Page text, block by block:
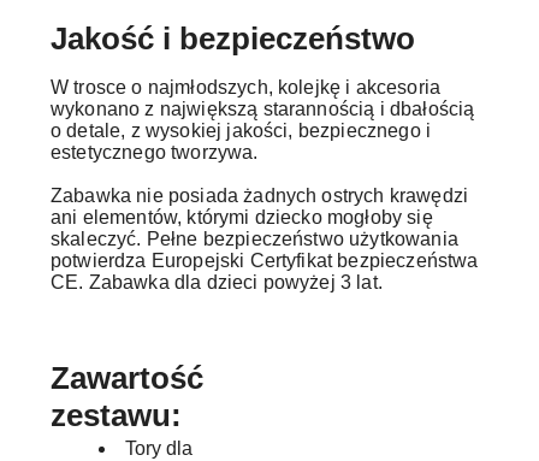
Jakość i bezpieczeństwo
W trosce o najmłodszych, kolejkę i akcesoria
wykonano z największą starannością i dbałością
o detale, z wysokiej jakości, bezpiecznego i
estetycznego tworzywa.
Zabawka nie posiada żadnych ostrych krawędzi
ani elementów, którymi dziecko mogłoby się
skaleczyć. Pełne bezpieczeństwo użytkowania
potwierdza Europejski Certyfikat bezpieczeństwa
CE. Zabawka dla dzieci powyżej 3 lat.
Zawartość
zestawu:
Tory dla